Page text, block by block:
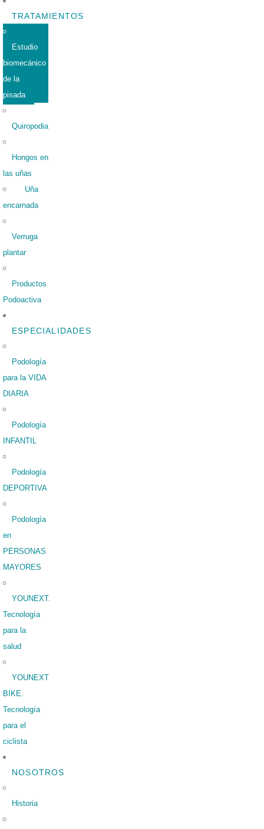
TRATAMIENTOS
Estudio
biomecánico
de la
pisada
Quiropodia
Hongos en
las uñas
Uña
encarnada
Verruga
plantar
Productos
Podoactiva
ESPECIALIDADES
Podología
para la VIDA
DIARIA
Podología
INFANTIL
Podología
DEPORTIVA
Podología
en
PERSONAS
MAYORES
YOUNEXT.
Tecnología
para la
salud
YOUNEXT
BIKE.
Tecnología
para el
ciclista
NOSOTROS
Historia